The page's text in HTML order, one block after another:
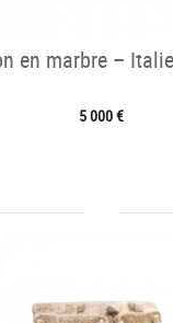
en marbre –
5 000 €